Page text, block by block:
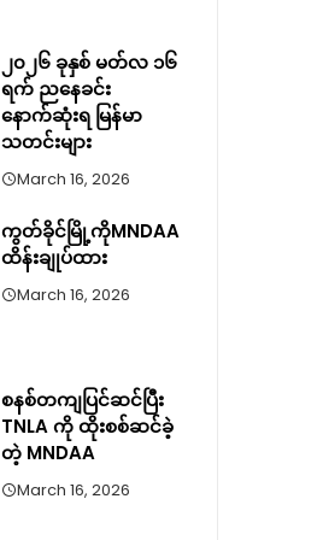
၂၀၂၆ ခုနှစ် မတ်လ ၁၆
ရက် ညနေခင်း
နောက်ဆုံးရ မြန်မာ
သတင်းများ
March 16, 2026
ကွတ်ခိုင်မြို့ကိုMNDAA
ထိန်းချုပ်ထား
March 16, 2026
စနစ်တကျပြင်ဆင်ပြီး
TNLA ကို ထိုးစစ်ဆင်ခဲ့
တဲ့ MNDAA
March 16, 2026